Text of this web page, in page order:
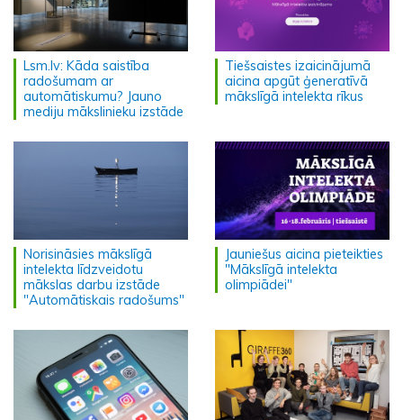
Lsm.lv: Kāda saistība
radošumam ar
automātiskumu? Jauno
mediju mākslinieku izstāde
Tiešsaistes izaicinājumā
aicina apgūt ģeneratīvā
mākslīgā intelekta rīkus
Norisināsies mākslīgā
intelekta līdzveidotu
mākslas darbu izstāde
"Automātiskais radošums"
Jauniešus aicina pieteikties
"Mākslīgā intelekta
olimpiādei"